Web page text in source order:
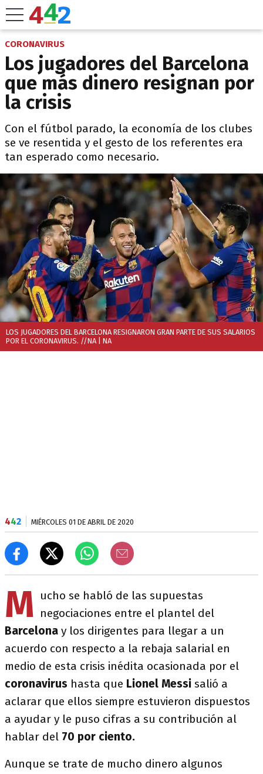
CORONAVIRUS
Los jugadores del Barcelona
que más dinero resignan por
la crisis
Con el fútbol parado, la economía de los clubes
se ve resentida y el gesto de los referentes era
tan esperado como necesario.
LOS JUGADORES DEL BARCELONA RESIGNARON GRAN PARTE DE SUS SALARIOS
POR EL CORONAVIRUS. //NA | NA
442 MIÉRCOLES 01 DE ABRIL DE 2020
M ucho se habló de las supuestas
negociaciones entre el plantel del
Barcelona y los dirigentes para llegar a un
acuerdo con respecto a la rebaja salarial en
medio de esta crisis inédita ocasionada por el
coronavirus hasta que Lionel Messi salió a
aclarar que ellos siempre estuvieron dispuestos
a ayudar y le puso cifras a su contribución al
hablar del 70 por ciento.
Aunque se trate de mucho dinero algunos